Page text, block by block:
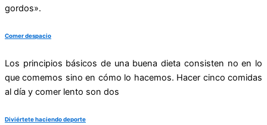
gordos».
Comer despacio
Los principios básicos de una buena dieta consisten no en lo
que comemos sino en cómo lo hacemos. Hacer cinco comidas
al día y comer lento son dos
Diviértete haciendo deporte